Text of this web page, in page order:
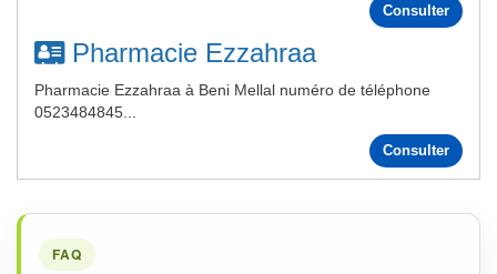
Consulter
Pharmacie Ezzahraa
Pharmacie Ezzahraa à Beni Mellal numéro de téléphone
0523484845...
Consulter
FAQ